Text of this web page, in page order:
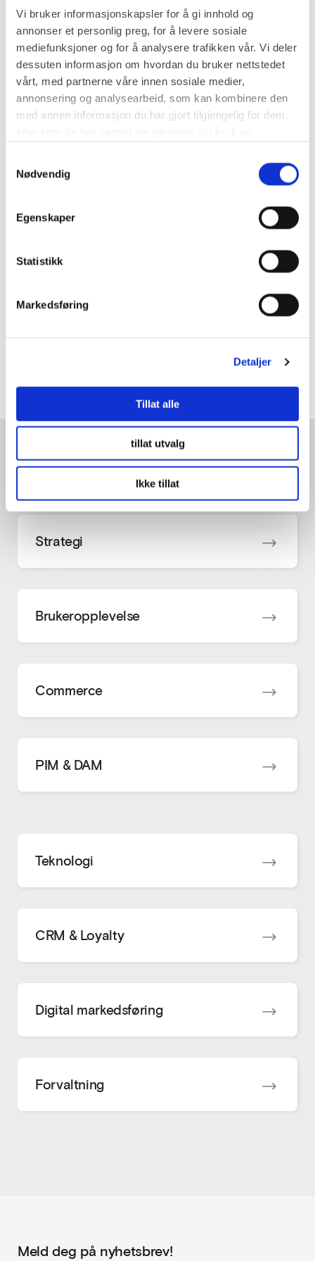
Vi bruker informasjonskapsler for å gi innhold og
annonser et personlig preg, for å levere sosiale
mediefunksjoner og for å analysere trafikken vår. Vi deler
dessuten informasjon om hvordan du bruker nettstedet
vårt, med partnerne våre innen sosiale medier,
annonsering og analysearbeid, som kan kombinere den
med annen informasjon du har gjort tilgjengelig for dem,
Nødvendig
Egenskaper
Statistikk
Markedsføring
Detaljer
Tillat alle
tillat utvalg
Ikke tillat
Brukervennlighet i digital handel -
ecommerce
Vi vet da alle forskjellen på en brukervennlig
applikasjon og en som ikke er det. PearlConvert viser
at det ligger mer i brukervennlighet enn det man tror.
og hvorfor det er noe man må tenke på når man
Konverteringsoptimalisering handler også om innhold.
Våre tjenester
Strategi
Brukeropplevelse
Commerce
PIM & DAM
Teknologi
CRM & Loyalty
Digital markedsføring
Forvaltning
Meld deg på nyhetsbrev!